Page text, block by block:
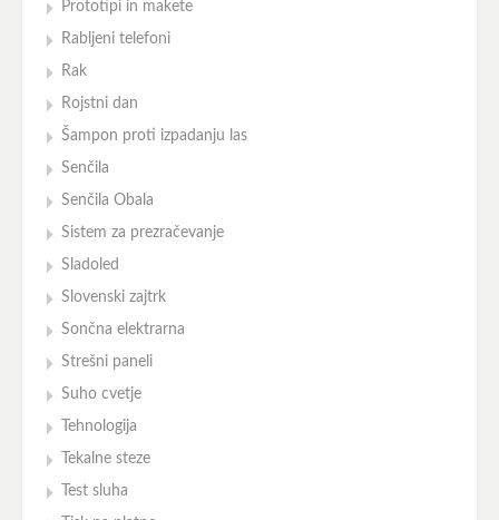
Prototipi in makete
Rabljeni telefoni
Rak
Rojstni dan
Šampon proti izpadanju las
Senčila
Senčila Obala
Sistem za prezračevanje
Sladoled
Slovenski zajtrk
Sončna elektrarna
Strešni paneli
Suho cvetje
Tehnologija
Tekalne steze
Test sluha